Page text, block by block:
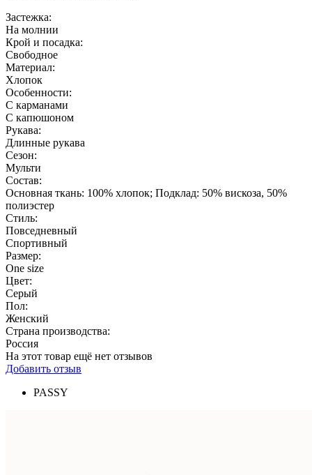
Застежка:
На молнии
Крой и посадка:
Свободное
Материал:
Хлопок
Особенности:
С карманами
С капюшоном
Рукава:
Длинные рукава
Сезон:
Мульти
Состав:
Основная ткань: 100% хлопок; Подклад: 50% вискоза, 50%
полиэстер
Стиль:
Повседневный
Спортивный
Размер:
One size
Цвет:
Серый
Пол:
Женский
Страна производства:
Россия
На этот товар ещё нет отзывов
Добавить отзыв
PASSY